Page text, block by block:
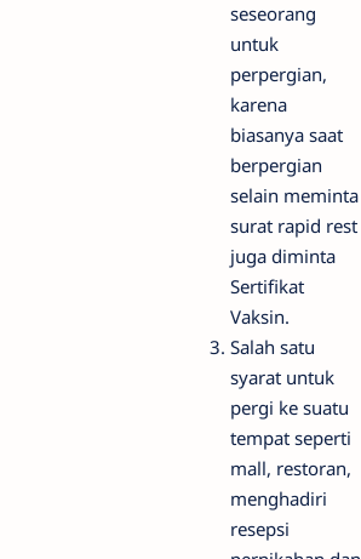
seseorang
untuk
perpergian,
karena
biasanya saat
berpergian
selain meminta
surat rapid rest
juga diminta
Sertifikat
Vaksin.
Salah satu
syarat untuk
pergi ke suatu
tempat seperti
mall, restoran,
menghadiri
resepsi